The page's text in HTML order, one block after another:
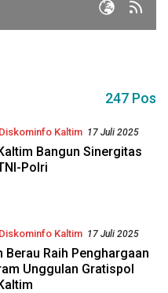
247 Pos
Diskominfo Kaltim 17 Juli 2025
Bangun Sinergitas
Polri
Diskominfo Kaltim 17 Juli 2025
Berau Raih Penghargaan
Unggulan Gratispol